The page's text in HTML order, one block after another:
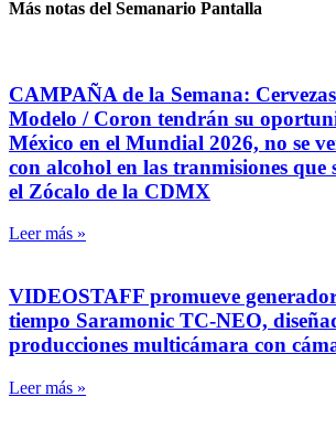
Más notas del Semanario Pantalla
CAMPAÑA de la Semana:
Modelo / Coron tendrán su
México en el Mundial 2026, no se
con alcohol en las tranmisiones que
el Zócalo de la CDMX
Leer más »
VIDEOSTAFF promueve
tiempo Saramonic TC-NEO,
producciones multicámara con
Leer más »